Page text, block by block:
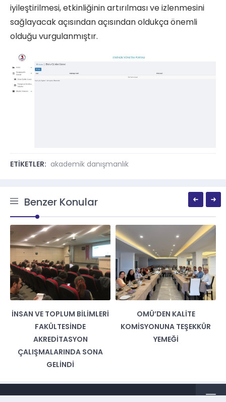
iyileştirilmesi, etkinliğinin artırılması ve izlenmesini
sağlayacak açısından açısından oldukça önemli
olduğu vurgulanmıştır.
ETİKETLER: akademik danışmanlık
Benzer Konular
İNSAN VE TOPLUM BILIMLERI
FAKÜLTESINDE
AKREDITASYON
ÇALIŞMALARINDA SONA
GELINDI
OMÜ’DEN KALITE
KOMISYONUNA TEŞEKKÜR
YEMEĞI